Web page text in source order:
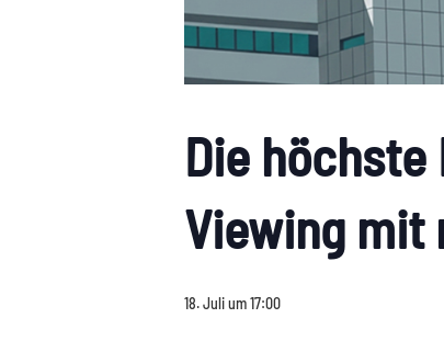
Die höchste
Viewing mit
18. Juli um 17:00